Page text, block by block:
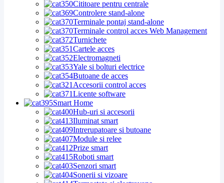
Cititoare pentru centrale
Controlere stand-alone
Terminale pontaj stand-alone
Terminale control acces Web Management
Turnichete
Cartele acces
Electromagneti
Yale si bolturi electrice
Butoane de acces
Accesorii control acces
Licente software
Smart Home
Hub-uri si accesorii
Iluminat smart
Intrerupatoare si butoane
Module si relee
Prize smart
Roboti smart
Senzori smart
Sonerii si vizoare